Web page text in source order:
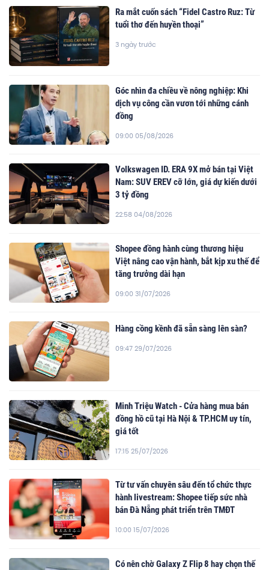
Ra mắt cuốn sách “Fidel Castro Ruz: Từ
tuổi thơ đến huyền thoại”
3 ngày trước
Góc nhìn đa chiều về nông nghiệp: Khi
dịch vụ công cần vươn tới những cánh
đồng
09:00 05/08/2026
Volkswagen ID. ERA 9X mở bán tại Việt
Nam: SUV EREV cỡ lớn, giá dự kiến dưới
3 tỷ đồng
22:58 04/08/2026
Shopee đồng hành cùng thương hiệu
Việt nâng cao vận hành, bắt kịp xu thế để
tăng trưởng dài hạn
09:00 31/07/2026
Hàng cồng kềnh đã sẵn sàng lên sàn?
09:47 29/07/2026
Minh Triệu Watch - Cửa hàng mua bán
đồng hồ cũ tại Hà Nội & TP.HCM uy tín,
giá tốt
17:15 25/07/2026
Từ tư vấn chuyên sâu đến tổ chức thực
hành livestream: Shopee tiếp sức nhà
bán Đà Nẵng phát triển trên TMĐT
10:00 15/07/2026
Có nên chờ Galaxy Z Flip 8 hay chọn thế